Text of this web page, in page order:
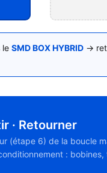
le SMD BOX HYBRID →
· Retourner
(étape 6) de la boucle
: